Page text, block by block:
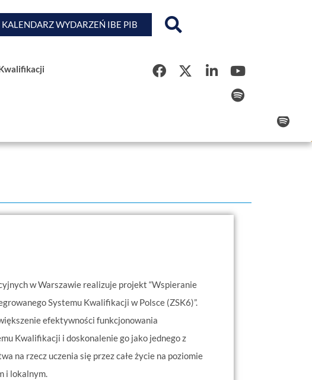
KALENDARZ WYDARZEŃ IBE PIB
w Warszawie realizuje projekt “Wspieranie
Systemu Kwalifikacji w Polsce (ZSK6)”.
efektywności funkcjonowania
Kwalifikacji i doskonalenie go jako jednego z
na rzecz uczenia się przez całe życie na poziomie
i lokalnym.